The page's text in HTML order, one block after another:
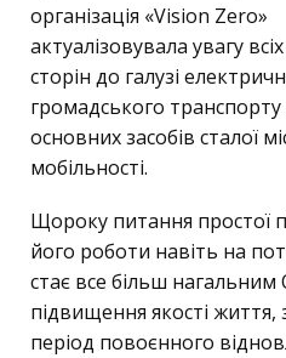
організація «Vision Zero»
актуалізовувала увагу
сторін до галузі
громадського транспорту
основних засобів сталої
мобільності.
Щороку питання простої
його роботи навіть на
стає все більш нагальним
підвищення якості життя,
період повоєнного